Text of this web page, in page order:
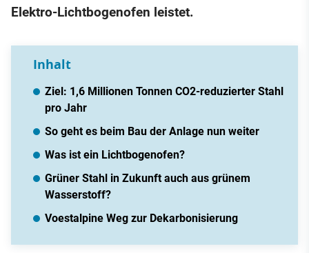
Elektro-Lichtbogenofen leistet.
Inhalt
Ziel: 1,6 Millionen Tonnen CO2-reduzierter Stahl
pro Jahr
So geht es beim Bau der Anlage nun weiter
Was ist ein Lichtbogenofen?
Grüner Stahl in Zukunft auch aus grünem
Wasserstoff?
Voestalpine Weg zur Dekarbonisierung